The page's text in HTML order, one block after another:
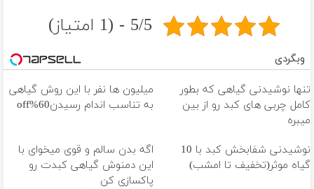
5/5 - (1 امتیاز)
وبگردی
تنها نوشیدنی گیاهی که بطور
کامل چربی های کبد رو از بین
میبره
میلیون ها نفر با این روش گیاهی
به تناسب اندام رسیدن60%off
نوشیدنی شفابخش کبد با 10
گیاه موثر(تخفیف تا امشب)
اگه بدن سالم و قوی میخوای با
این دمنوش گیاهی کبدت رو
پاکسازی کن